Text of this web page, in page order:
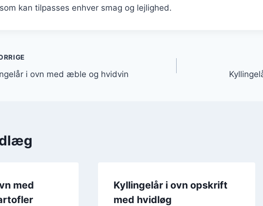
som kan tilpasses enhver smag og lejlighed.
i ovn med æble og hvidvin
med
Kyllingelår i ovn opskrift
med hvidløg